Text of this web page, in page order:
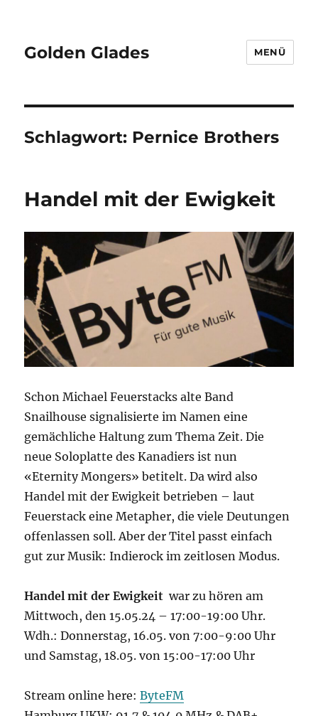
Golden Glades MENÜ
Schlagwort: Pernice Brothers
Handel mit der Ewigkeit
Schon Michael Feuerstacks alte Band
Snailhouse signalisierte im Namen eine
gemächliche Haltung zum Thema Zeit. Die
neue Soloplatte des Kanadiers ist nun
«Eternity Mongers» betitelt. Da wird also
Handel mit der Ewigkeit betrieben – laut
Feuerstack eine Metapher, die viele Deutungen
offenlassen soll. Aber der Titel passt einfach
gut zur Musik: Indierock im zeitlosen Modus.
Handel mit der Ewigkeitwar zu hören am
Mittwoch, den 15.05.24 – 17:00-19:00 Uhr.
Wdh.: Donnerstag, 16.05. von 7:00-9:00 Uhr
und Samstag, 18.05. von 15:00-17:00 Uhr
Stream online here:ByteFM